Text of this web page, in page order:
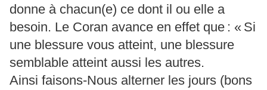
donne à chacun(e) ce dont il ou elle a
besoin. Le Coran avance en effet que : « Si
une blessure vous atteint, une blessure
semblable atteint aussi les autres.
Ainsi faisons-Nous alterner les jours (bons